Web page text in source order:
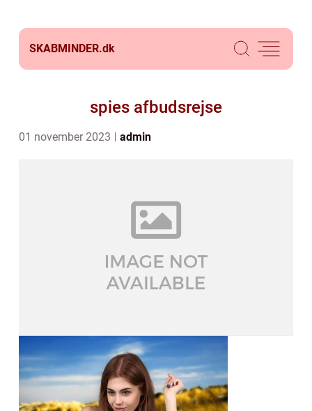
SKABMINDER.dk
spies afbudsrejse
01 november 2023 admin